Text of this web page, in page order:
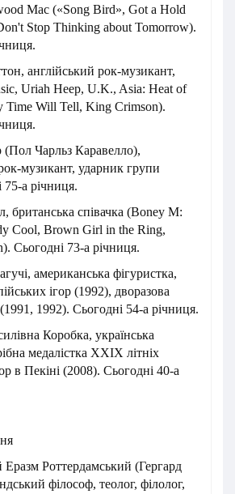
Mac («Song Bird», Got a Hold
Stop Thinking about Tomorrow).
англійський рок-музикант,
Uriah Heep, U.K., Asia: Heat of
Time Will Tell, King Crimson).
(Пол Чарльз Каравелло),
музикант, ударник групи
75-а річниця.
британська співачка (Boney M:
Cool, Brown Girl in the Ring,
Сьогодні 73-а річниця.
американська фігуристка,
ігор (1992), дворазова
1992). Сьогодні 54-а річниця.
Коробка, українська
медалістка ХХІХ літніх
в Пекіні (2008). Сьогодні 40-а
Еразм Роттердамський (Гергард
філософ, теолог, філолог,